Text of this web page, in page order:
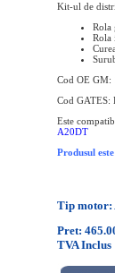
Kit-ul de
Rola
Rola
Cod OE GM:
Cod GATES:
Este
A20DT
Produsul
Tip motor:
Pret:
TVA Inclus